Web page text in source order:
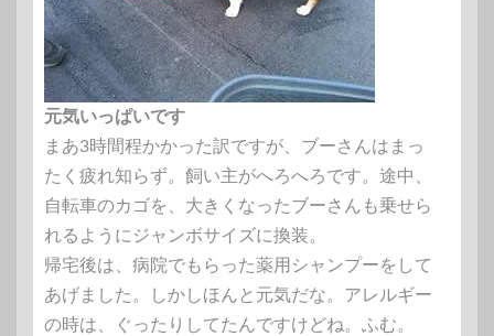
元気いっぱいです
まあ3時間程かかった訳ですが、ブーさんはまっ
たく疲れ知らず。飼い主がへろへろです。途中、
自転車のカゴを、大きくなったブーさんも乗せら
れるようにジャンボサイズに換装。
帰宅後は、病院でもらった薬用シャンプーをして
あげました。しかしほんと元気だな。アレルギー
の時は、ぐったりしてたんですけどね。ふむ。